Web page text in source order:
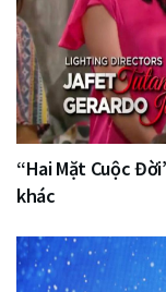
“Hai Mặt Cuộc
khác